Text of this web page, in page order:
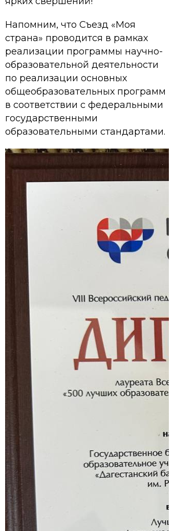
Напомним, что Съезд «Моя
страна» проводится в рамках
реализации программы научно-
образовательной деятельности
по реализации основных
общеобразовательных программ
в соответствии с федеральными
государственными
образовательными стандартами.